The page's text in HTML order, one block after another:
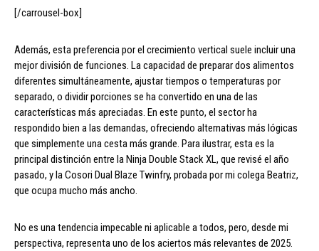
[/carrousel-box]
Además, esta preferencia por el crecimiento vertical suele incluir una
mejor división de funciones. La capacidad de preparar dos alimentos
diferentes simultáneamente, ajustar tiempos o temperaturas por
separado, o dividir porciones se ha convertido en una de las
características más apreciadas. En este punto, el sector ha
respondido bien a las demandas, ofreciendo alternativas más lógicas
que simplemente una cesta más grande. Para ilustrar, esta es la
principal distinción entre la Ninja Double Stack XL, que revisé el año
pasado, y la Cosori Dual Blaze Twinfry, probada por mi colega Beatriz,
que ocupa mucho más ancho.
No es una tendencia impecable ni aplicable a todos, pero, desde mi
perspectiva, representa uno de los aciertos más relevantes de 2025.